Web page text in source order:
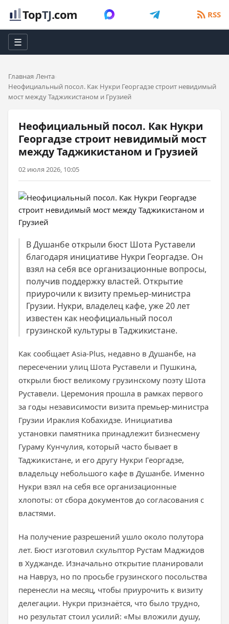
TopTJ.com RSS
☰
Главная Лента
Неофициальный посол. Как Нукри Георгадзе строит невидимый
мост между Таджикистаном и Грузией
Неофициальный посол. Как Нукри
Георгадзе строит невидимый мост
между Таджикистаном и Грузией
02 июля 2026, 10:05
В Душанбе открыли бюст Шота Руставели
благодаря инициативе Нукри Георгадзе. Он
взял на себя все организационные вопросы,
получив поддержку властей. Открытие
приурочили к визиту премьер-министра
Грузии. Нукри, владелец кафе, уже 20 лет
известен как неофициальный посол
грузинской культуры в Таджикистане.
Как сообщает Asia-Plus, недавно в Душанбе, на
пересечении улиц Шота Руставели и Пушкина,
открыли бюст великому грузинскому поэту Шота
Руставели. Церемония прошла в рамках первого
за годы независимости визита премьер-министра
Грузии Ираклия Кобахидзе. Инициатива
установки памятника принадлежит бизнесмену
Гураму Кунчулия, который часто бывает в
Таджикистане, и его другу Нукри Георгадзе,
владельцу небольшого кафе в Душанбе. Именно
Нукри взял на себя все организационные
хлопоты: от сбора документов до согласования с
властями.
На получение разрешений ушло около полутора
лет. Бюст изготовил скульптор Рустам Маджидов
в Худжанде. Изначально открытие планировали
на Навруз, но по просьбе грузинского посольства
перенесли на месяц, чтобы приурочить к визиту
делегации. Нукри признаётся, что было трудно,
но результат стоил усилий: «Мы вложили душу,